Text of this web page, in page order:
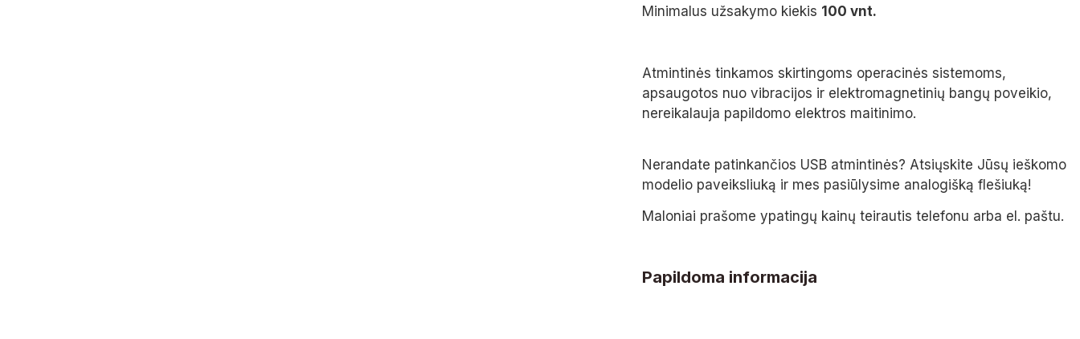
Minimalus užsakymo kiekis 100 vnt.
Atmintinės tinkamos skirtingoms operacinės sistemoms,
apsaugotos nuo vibracijos ir elektromagnetinių bangų poveikio,
nereikalauja papildomo elektros maitinimo.
Nerandate patinkančios USB atmintinės? Atsiųskite Jūsų ieškomo
modelio paveiksliuką ir mes pasiūlysime analogišką flešiuką!
Maloniai prašome ypatingų kainų teirautis telefonu arba el. paštu.
Papildoma informacija